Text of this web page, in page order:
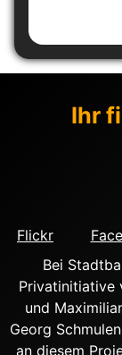
Ihr
Flickr
Bei
Privatinitiative
und
Georg
an diesem